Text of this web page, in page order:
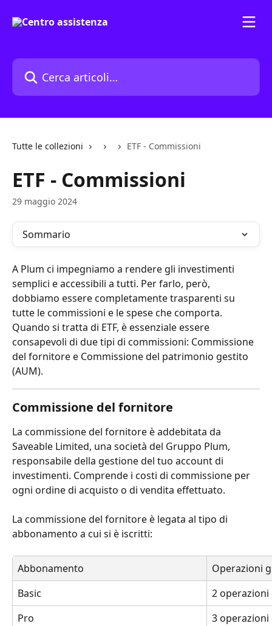
Cerca articoli…
Tutte le collezioni ETF - Commissioni
ETF - Commissioni
29 maggio 2024
Sommario
A Plum ci impegniamo a rendere gli investimenti
semplici e accessibili a tutti. Per farlo, però,
dobbiamo essere completamente trasparenti su
tutte le commissioni e le spese che comporta.
Quando si tratta di ETF, è essenziale essere
consapevoli di due tipi di commissioni: Commissione
del fornitore e Commissione del patrimonio gestito
(AUM).
Commissione del fornitore
La commissione del fornitore è addebitata da
Saveable Limited, una società del Gruppo Plum,
responsabile della gestione del tuo account di
investimenti. Comprende i costi di commissione per
ogni ordine di acquisto o di vendita effettuato.
La commissione del fornitore è legata al tipo di
abbonamento a cui si è iscritti:
Abbonamento
Operazioni
Basic
2
Pro
3